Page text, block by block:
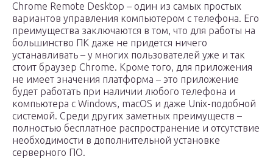
Chrome Remote Desktop – один из самых простых
вариантов управления компьютером с телефона. Его
преимущества заключаются в том, что для работы на
большинство ПК даже не придется ничего
устанавливать – у многих пользователей уже и так
стоит браузер Chrome. Кроме того, для приложения
не имеет значения платформа – это приложение
будет работать при наличии любого телефона и
компьютера с Windows, macOS и даже Unix-подобной
системой. Среди других заметных преимуществ –
полностью бесплатное распространение и отсутствие
необходимости в дополнительной установке
серверного ПО.